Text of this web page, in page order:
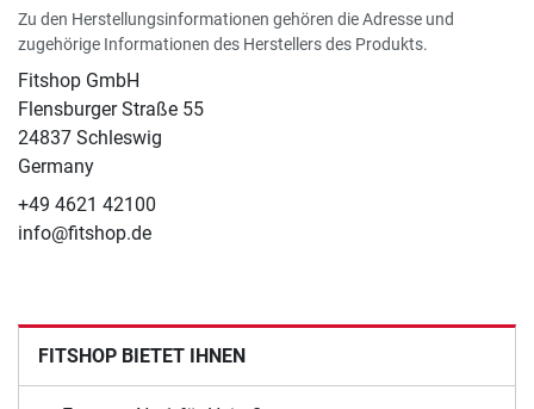
Zu den Herstellungsinformationen gehören die Adresse und
zugehörige Informationen des Herstellers des Produkts.
Fitshop GmbH
Flensburger Straße 55
24837 Schleswig
Germany
+49 4621 42100
info@fitshop.de
FITSHOP BIETET IHNEN